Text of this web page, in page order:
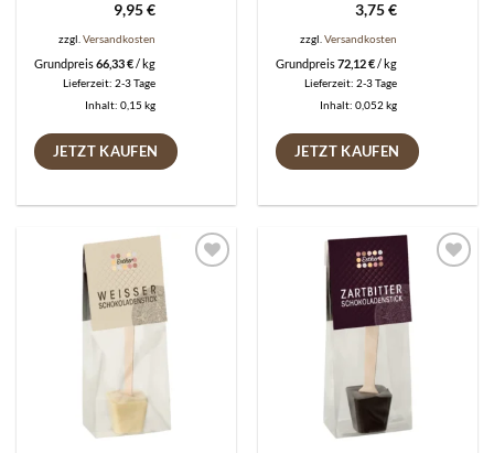
9,95€
zzgl.Versandkosten
Grundpreis66,33€/kg
Lieferzeit:2-3 Tage
Inhalt: 0,15kg
JETZT KAUFEN
3,75€
zzgl.Versandkosten
Grundpreis72,12€/kg
Lieferzeit:2-3 Tage
Inhalt: 0,052kg
JETZT KAUFEN
Wunschliste
Wunschliste